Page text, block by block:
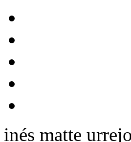
inés matte